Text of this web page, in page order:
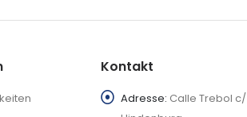
Kontakt
Adresse: Calle Trebol c/